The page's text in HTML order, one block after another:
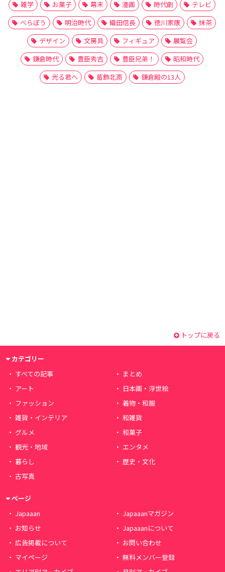
雑学
お菓子 幕末 漫画 時代劇
テレビ
べらぼう
明治時代 織田信長 徳川家康
抹茶
デザイン
文房具 フィギュア
展覧会
鎌倉時代
豊臣秀吉 豊臣兄弟！
昭和時代
光る君へ
葛飾北斎 鎌倉殿の13人
トップに戻る
カテゴリー
すべての記事
まとめ
アート
日本画・浮世絵
ファッション
着物・和服
雑貨・インテリア
和雑貨
グルメ
和菓子
観光・地域
エンタメ
暮らし
歴史・文化
古写真
ページ
Japaaan
Japaaanマガジン
お知らせ
Japaaanについて
広告掲載について
お問い合わせ
マイページ
無料メンバー登録